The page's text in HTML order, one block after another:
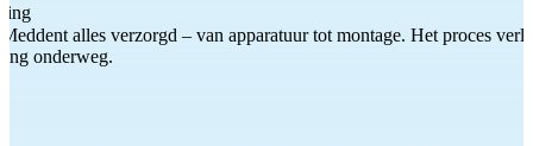
alles verzorgd – van apparatuur tot montage. Het proces
onderweg.